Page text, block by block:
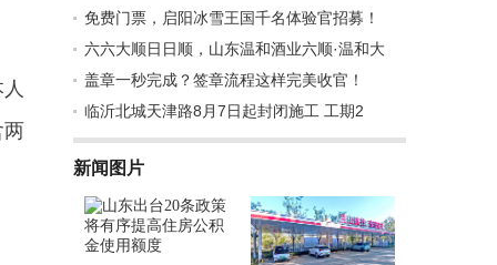
免费门票，启阳冰雪王国千名体验官招募！
六六大顺日日顺，山东温和酒业六顺·温和大
盖章一秒完成？签章流程这样完美收官！
临沂北城天津路8月7日起封闭施工 工期2
新闻图片